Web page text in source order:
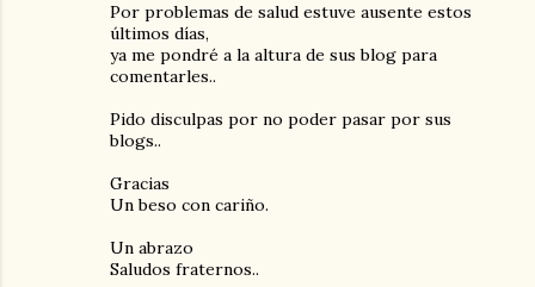
Por problemas de salud estuve ausente estos
últimos días,
ya me pondré a la altura de sus blog para
comentarles..
Pido disculpas por no poder pasar por sus
blogs..
Gracias
Un beso con cariño.
Un abrazo
Saludos fraternos..